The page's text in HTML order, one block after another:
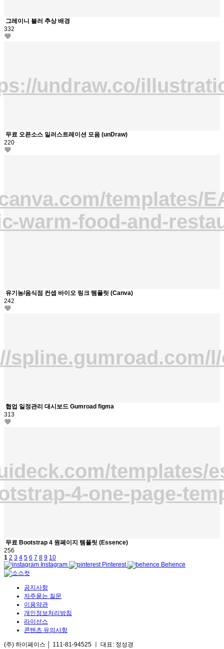
그레이니 블러 추상 배경
332
undraw.co/
무료 오픈소스 일러스트레이션 모음 (unDraw)
220
templates/
warm-food-and-
유기농/음식점 컨셉 바이오 링크 템플릿 (Canva)
242
spline.gumroad.com/
협업 일정관리 대시보드 Gumroad figma
313
templates/
4-one-page-
무료 Bootstrap 4 원페이지 템플릿 (Essence)
256
1 2 3 4 5 6 7 8 9 10
Instagram
Pinterest Behence
공지사항
자주묻는 질문
이용약관
개인정보처리방침
라이선스
콘텐츠 유의사항
(주) 하이페이스 │ 111-81-94525 ㅣ 대표: 정성경